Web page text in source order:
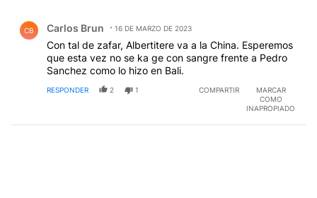
CB Carlos Brun 16 DE MARZO DE 2023
Con tal de zafar, Albertitere va a la China. Esperemos
que esta vez no se ka ge con sangre frente a Pedro
Sanchez como lo hizo en Bali.
RESPONDER 2 1 COMPARTIR
MARCAR
COMO
INAPROPIADO